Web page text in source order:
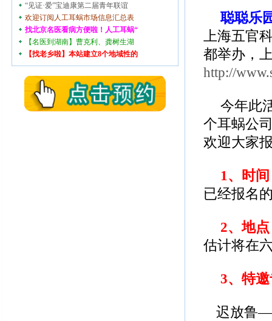
“见证·爱”宝迪康第二届青年联谊
欢迎订阅人工耳蜗市场信息汇总表
找北京名医看病方便啦！人工耳蜗“
【名医到湖南】曹克利、龚树生湖
【找老乡啦】本站建立8个地域性的
聪聪乐
上海五官
都举办，
http://
今年此
个耳蜗公
欢迎大家
1、时间
已经报名
2、地点
估计将在
3、特
迟放鲁